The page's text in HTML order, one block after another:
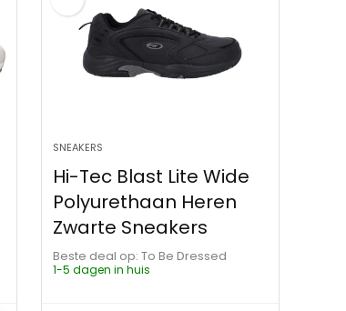
SNEAKERS
Hi-Tec Blast Lite Wide
Polyurethaan Heren
Zwarte Sneakers
Beste deal op:
To Be Dressed
1-5 dagen in huis